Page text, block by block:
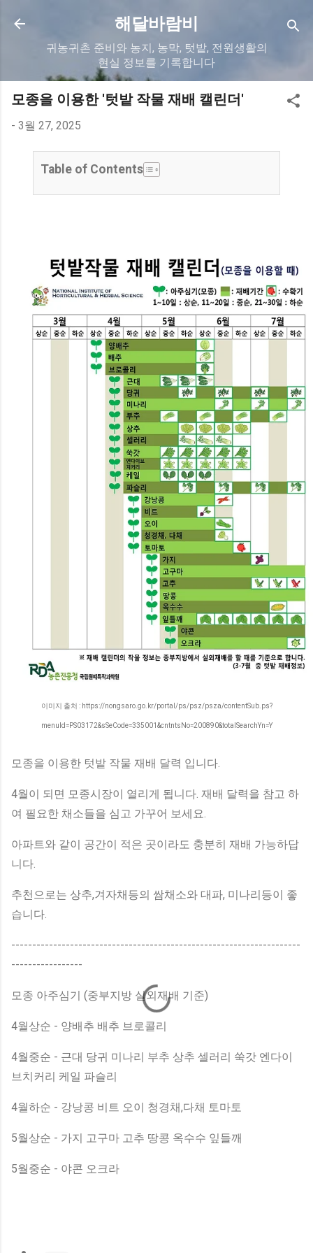
기본 콘텐츠로 건너뛰기
해달바람비
귀농귀촌 준비와 농지, 농막, 텃밭, 전원생활의
현실 정보를 기록합니다
모종을 이용한 '텃밭 작물 재배 캘린더'
- 3월 27, 2025
Table of Contents
이미지 출처 : https://nongsaro.go.kr/portal/ps/psz/psza/contentSub.ps?
menuId=PS03172&sSeCode=335001&cntntsNo=200890&totalSearchYn=Y
모종을 이용한 텃밭 작물 재배 달력 입니다.
4월이 되면 모종시장이 열리게 됩니다. 재배 달력을 참고 하
여 필요한 채소들을 심고 가꾸어 보세요.
아파트와 같이 공간이 적은 곳이라도 충분히 재배 가능하답
니다.
추천으로는 상추,겨자채등의 쌈채소와 대파, 미나리등이 좋
습니다.
---------------------------------------------------------------------
-----------------
모종 아주심기 (중부지방 실외재배 기준)
4월상순 - 양배추 배추 브로콜리
4월중순 - 근대 당귀 미나리 부추 상추 셀러리 쑥갓 엔다이
브치커리 케일 파슬리
4월하순 - 강낭콩 비트 오이 청경채,다채 토마토
5월상순 - 가지 고구마 고추 땅콩 옥수수 잎들깨
5월중순 - 야콘 오크라